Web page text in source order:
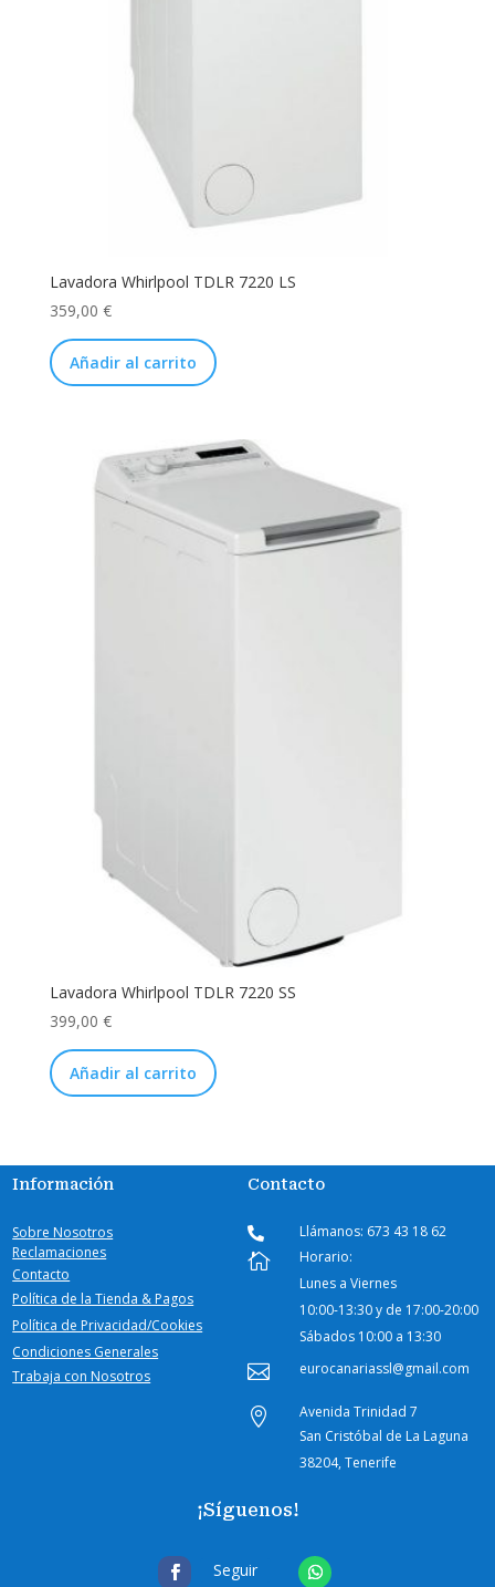
Lavadora Whirlpool TDLR 7220 LS
359,00 €
Añadir al carrito
Lavadora Whirlpool TDLR 7220 SS
399,00 €
Añadir al carrito
Información
Sobre Nosotros
Reclamaciones
Contacto
Política de la Tienda & Pagos
Política de Privacidad/Cookies
Condiciones Generales
Trabaja con Nosotros
Contacto
 Llámanos: 673 43 18 62

Horario:
Lunes a Viernes
10:00-13:30 y de 17:00-20:00
Sábados 10:00 a 13:30
 eurocanariassl@gmail.com

Avenida Trinidad 7
San Cristóbal de La Laguna
38204, Tenerife
¡Síguenos!
Seguir